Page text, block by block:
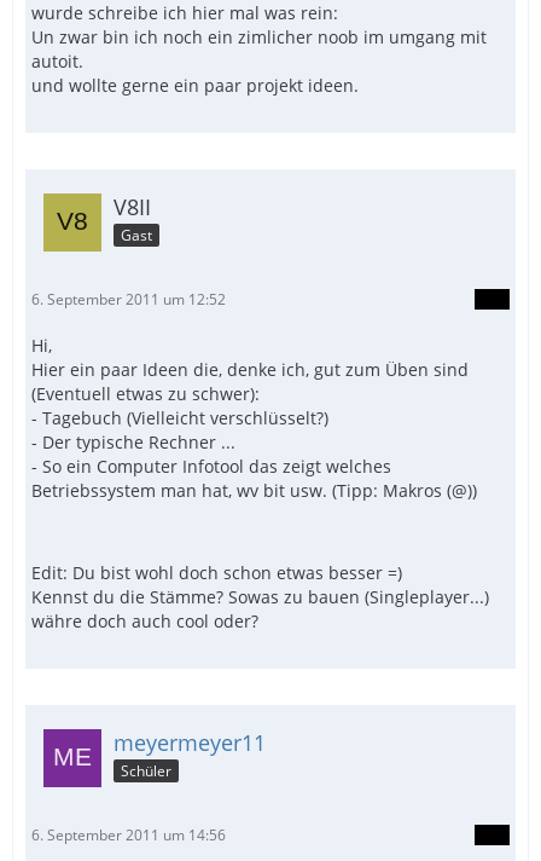
wurde schreibe ich hier mal was rein:
Un zwar bin ich noch ein zimlicher noob im umgang mit
autoit.
und wollte gerne ein paar projekt ideen.
V8II
Gast
6. September 2011 um 12:52
Hi,
Hier ein paar Ideen die, denke ich, gut zum Üben sind
(Eventuell etwas zu schwer):
- Tagebuch (Vielleicht verschlüsselt?)
- Der typische Rechner ...
- So ein Computer Infotool das zeigt welches
Betriebssystem man hat, wv bit usw. (Tipp: Makros (@))
Edit: Du bist wohl doch schon etwas besser =)
Kennst du die Stämme? Sowas zu bauen (Singleplayer...)
währe doch auch cool oder?
meyermeyer11
Schüler
6. September 2011 um 14:56